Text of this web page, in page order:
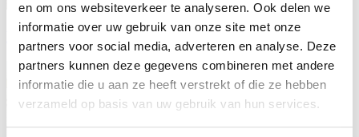
en om ons websiteverkeer te analyseren. Ook delen we
informatie over uw gebruik van onze site met onze
partners voor social media, adverteren en analyse. Deze
partners kunnen deze gegevens combineren met andere
informatie die u aan ze heeft verstrekt of die ze hebben
verzameld op basis van uw gebruik van hun services.
Katamaran Beatrix